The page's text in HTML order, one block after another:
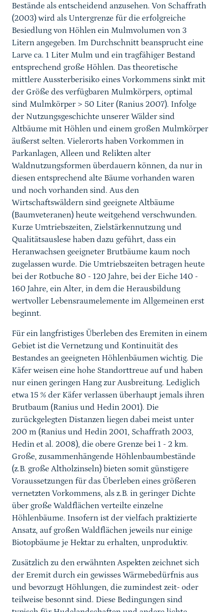
Bestände als entscheidend anzusehen. Von Schaffrath
(2003) wird als Untergrenze für die erfolgreiche
Besiedlung von Höhlen ein Mulmvolumen von 3
Litern angegeben. Im Durchschnitt beansprucht eine
Larve ca. 1 Liter Mulm und ein tragfähiger Bestand
entsprechend große Höhlen. Das theoretische
mittlere Aussterberisiko eines Vorkommens sinkt mit
der Größe des verfügbaren Mulmkörpers, optimal
sind Mulmkörper > 50 Liter (Ranius 2007). Infolge
der Nutzungsgeschichte unserer Wälder sind
Altbäume mit Höhlen und einem großen Mulmkörper
äußerst selten. Vielerorts haben Vorkommen in
Parkanlagen, Alleen und Relikten alter
Waldnutzungsformen überdauern können, da nur in
diesen entsprechend alte Bäume vorhanden waren
und noch vorhanden sind. Aus den
Wirtschaftswäldern sind geeignete Altbäume
(Baumveteranen) heute weitgehend verschwunden.
Kurze Umtriebszeiten, Zielstärkennutzung und
Qualitätsauslese haben dazu geführt, dass ein
Heranwachsen geeigneter Brutbäume kaum noch
zugelassen wurde. Die Umtriebszeiten betragen heute
bei der Rotbuche 80 - 120 Jahre, bei der Eiche 140 -
160 Jahre, ein Alter, in dem die Herausbildung
wertvoller Lebensraumelemente im Allgemeinen erst
beginnt.
Für ein langfristiges Überleben des Eremiten in einem
Gebiet ist die Vernetzung und Kontinuität des
Bestandes an geeigneten Höhlenbäumen wichtig. Die
Käfer weisen eine hohe Standorttreue auf und haben
nur einen geringen Hang zur Ausbreitung. Lediglich
etwa 15 % der Käfer verlassen überhaupt jemals ihren
Brutbaum (Ranius und Hedin 2001). Die
zurückgelegten Distanzen liegen dabei meist unter
200 m (Ranius und Hedin 2001, Schaffrath 2003,
Hedin et al. 2008), die obere Grenze bei 1 - 2 km.
Große, zusammenhängende Höhlenbaumbestände
(z.B. große Altholzinseln) bieten somit günstigere
Voraussetzungen für das Überleben eines größeren
vernetzten Vorkommens, als z.B. in geringer Dichte
über große Waldflächen verteilte einzelne
Höhlenbäume. Insofern ist der vielfach praktizierte
Ansatz, auf großen Waldflächen jeweils nur einige
Biotopbäume je Hektar zu erhalten, unproduktiv.
Zusätzlich zu den erwähnten Aspekten zeichnet sich
der Eremit durch ein gewisses Wärmebedürfnis aus
und bevorzugt Höhlungen, die zumindest zeit- oder
teilweise besonnt sind. Diese Bedingungen sind